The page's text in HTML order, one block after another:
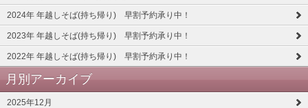
2024年 年越しそば(持ち帰り) 早割予約承り中！
2023年 年越しそば(持ち帰り) 早割予約承り中！
2022年 年越しそば(持ち帰り) 早割予約承り中！
月別アーカイブ
2025年12月